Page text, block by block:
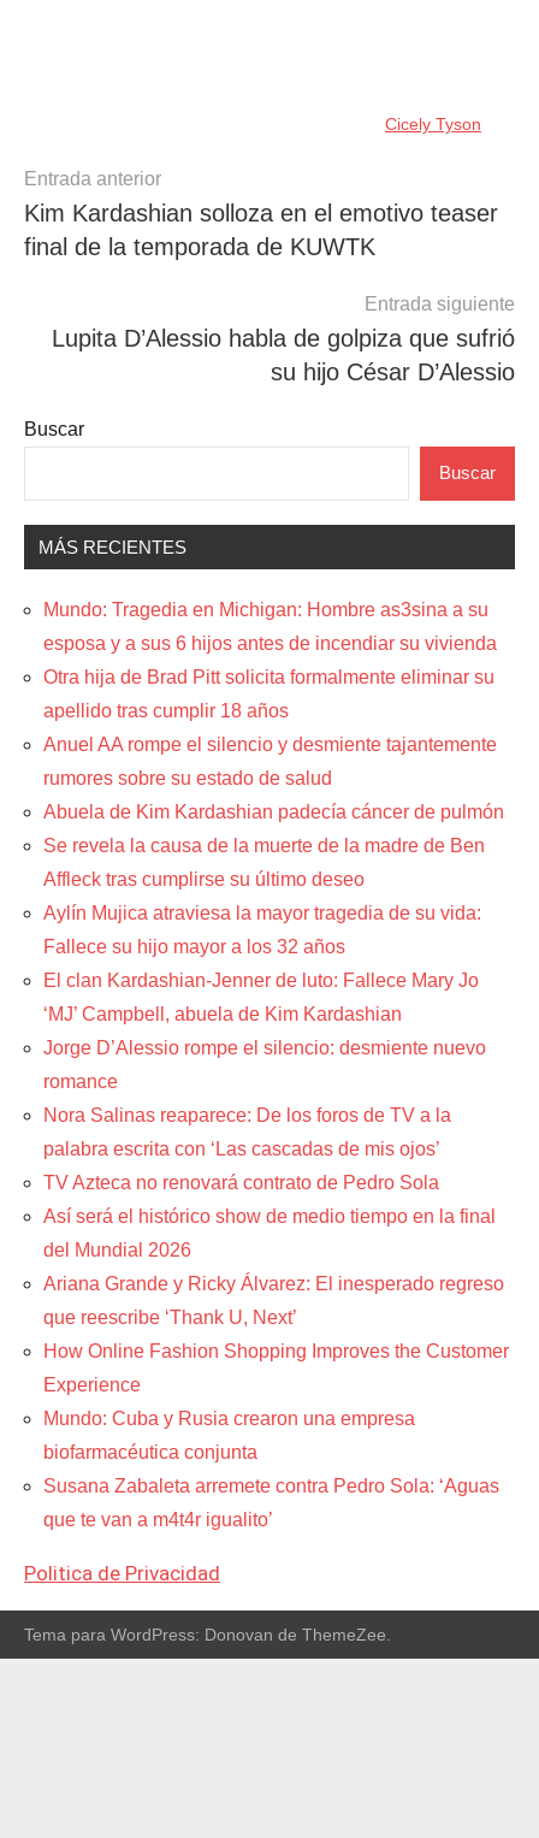
Cicely Tyson
Navegación
de
entradas
Entrada anterior
Kim Kardashian solloza en el emotivo teaser
final de la temporada de KUWTK
Entrada siguiente
Lupita D’Alessio habla de golpiza que sufrió
su hijo César D’Alessio
Buscar
Buscar
MÁS RECIENTES
Mundo: Tragedia en Michigan: Hombre as3sina a su
esposa y a sus 6 hijos antes de incendiar su vivienda
Otra hija de Brad Pitt solicita formalmente eliminar su
apellido tras cumplir 18 años
Anuel AA rompe el silencio y desmiente tajantemente
rumores sobre su estado de salud
Abuela de Kim Kardashian padecía cáncer de pulmón
Se revela la causa de la muerte de la madre de Ben
Affleck tras cumplirse su último deseo
Aylín Mujica atraviesa la mayor tragedia de su vida:
Fallece su hijo mayor a los 32 años
El clan Kardashian-Jenner de luto: Fallece Mary Jo
‘MJ’ Campbell, abuela de Kim Kardashian
Jorge D’Alessio rompe el silencio: desmiente nuevo
romance
Nora Salinas reaparece: De los foros de TV a la
palabra escrita con ‘Las cascadas de mis ojos’
TV Azteca no renovará contrato de Pedro Sola
Así será el histórico show de medio tiempo en la final
del Mundial 2026
Ariana Grande y Ricky Álvarez: El inesperado regreso
que reescribe ‘Thank U, Next’
How Online Fashion Shopping Improves the Customer
Experience
Mundo: Cuba y Rusia crearon una empresa
biofarmacéutica conjunta
Susana Zabaleta arremete contra Pedro Sola: ‘Aguas
que te van a m4t4r igualito’
Politica de Privacidad
Tema para WordPress: Donovan de ThemeZee.